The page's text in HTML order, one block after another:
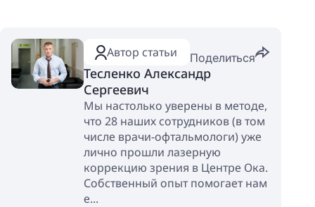
Автор статьи Поделиться
Тесленко Александр
Сергеевич
Мы настолько уверены в методе,
что 28 наших сотрудников (в том
числе врачи-офтальмологи) уже
лично прошли лазерную
коррекцию зрения в Центре Ока.
Собственный опыт помогает нам
е...